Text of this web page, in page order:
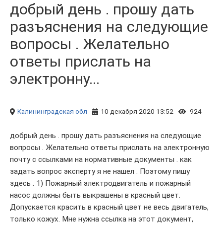
добрый день . прошу дать
разъяснения на следующие
вопросы . Желательно
ответы прислать на
электронну...
Калининградская обл 10 декабря 2020 13:52 924
добрый день . прошу дать разъяснения на следующие
вопросы . Желательно ответы прислать на электронную
почту с ссылками на нормативные документы . как
задать вопрос эксперту я не нашел . Поэтому пишу
здесь . 1) Пожарный электродвигатель и пожарный
насос должны быть выкрашены в красный цвет.
Допускается красить в красный цвет не весь двигатель,
только кожух. Мне нужна ссылка на этот документ,